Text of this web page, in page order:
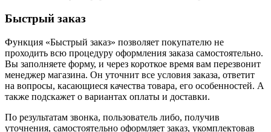
Быстрый заказ
Функция «Быстрый заказ» позволяет покупателю не
проходить всю процедуру оформления заказа самостоятельно.
Вы заполняете форму, и через короткое время вам перезвонит
менеджер магазина. Он уточнит все условия заказа, ответит
на вопросы, касающиеся качества товара, его особенностей. А
также подскажет о вариантах оплаты и доставки.
По результатам звонка, пользователь либо, получив
уточнения, самостоятельно оформляет заказ, укомплектовав